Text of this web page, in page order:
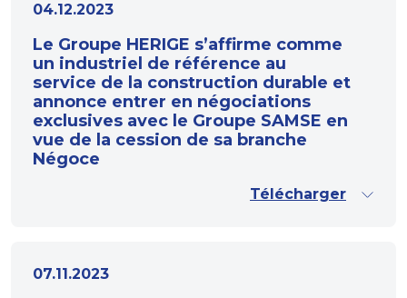
04.12.2023
Le Groupe HERIGE s’affirme comme
un industriel de référence au
service de la construction durable et
annonce entrer en négociations
exclusives avec le Groupe SAMSE en
vue de la cession de sa branche
Négoce
Télécharger
07.11.2023